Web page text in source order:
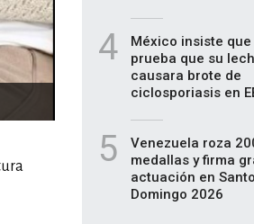
4
México insiste que
prueba que su
causara brote de
ciclosporiasis en
5
Venezuela roza
medallas y firma
actuación en Santo
Domingo 2026